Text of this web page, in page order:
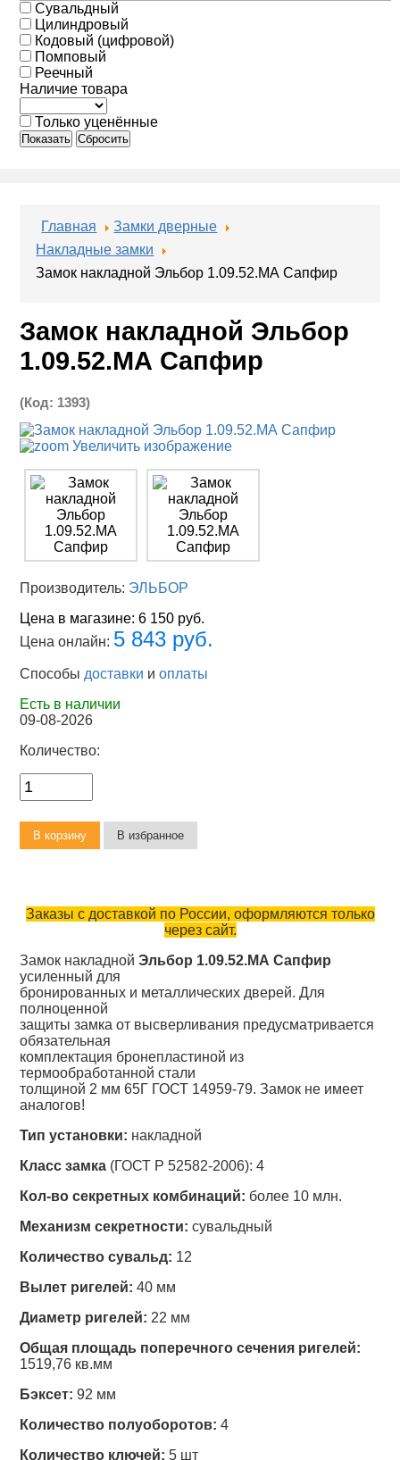
Сувальдный
Цилиндровый
Кодовый (цифровой)
Помповый
Реечный
Наличие товара
Только уценённые
Показать Сбросить
Главная
Замки дверные
Накладные замки
Замок накладной Эльбор 1.09.52.МА Сапфир
Замок накладной Эльбор
1.09.52.МА Сапфир
(Код: 1393)
Увеличить изображение
Производитель: ЭЛЬБОР
Цена в магазине:6 150 руб.
Цена онлайн: 5 843 руб.
Способы доставки иоплаты
Есть в наличии
09-08-2026
Количество:
Заказы с доставкой по России, оформляются только
через сайт.
Замок накладнойЭльбор 1.09.52.МА Сапфир
усиленный для
бронированных и металлических дверей. Для
полноценной
защиты замка от высверливания предусматривается
обязательная
комплектация бронепластиной из
термообработанной стали
толщиной 2 мм 65Г ГОСТ 14959-79. Замок не имеет
аналогов!
Тип установки: накладной
Класс замка (ГОСТ Р 52582-2006): 4
Кол-во секретных комбинаций: более 10 млн.
Механизм секретности: сувальдный
Количество сувальд: 12
Вылет ригелей: 40 мм
Диаметр ригелей: 22 мм
Общая площадь поперечного сечения ригелей:
1519,76 кв.мм
Бэксет: 92 мм
Количество полуоборотов: 4
Количество ключей: 5 шт